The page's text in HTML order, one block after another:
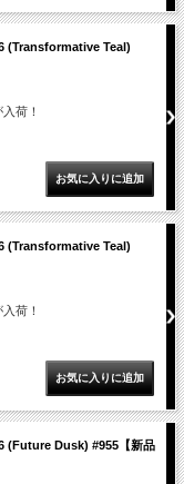
(Transformative Teal)
荷！
(Transformative Teal)
荷！
Dusk) #955【新品